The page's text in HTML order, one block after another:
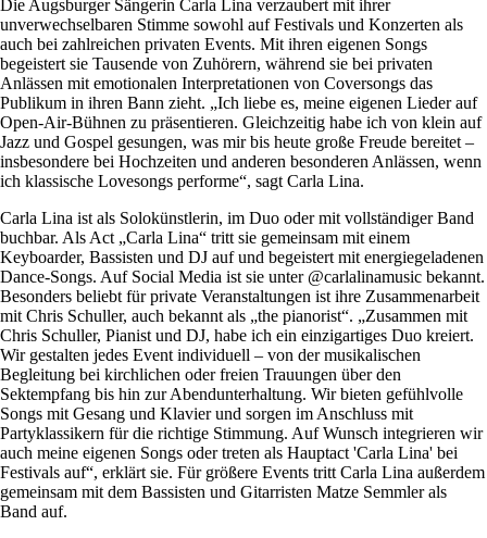
Die Augsburger Sängerin Carla Lina verzaubert mit ihrer
unverwechselbaren Stimme sowohl auf Festivals und Konzerten als
auch bei zahlreichen privaten Events. Mit ihren eigenen Songs
begeistert sie Tausende von Zuhörern, während sie bei privaten
Anlässen mit emotionalen Interpretationen von Coversongs das
Publikum in ihren Bann zieht. „Ich liebe es, meine eigenen Lieder auf
Open-Air-Bühnen zu präsentieren. Gleichzeitig habe ich von klein auf
Jazz und Gospel gesungen, was mir bis heute große Freude bereitet –
insbesondere bei Hochzeiten und anderen besonderen Anlässen, wenn
ich klassische Lovesongs performe“, sagt Carla Lina.
Carla Lina ist als Solokünstlerin, im Duo oder mit vollständiger Band
buchbar. Als Act „Carla Lina“ tritt sie gemeinsam mit einem
Keyboarder, Bassisten und DJ auf und begeistert mit energiegeladenen
Dance-Songs. Auf Social Media ist sie unter @carlalinamusic bekannt.
Besonders beliebt für private Veranstaltungen ist ihre Zusammenarbeit
mit Chris Schuller, auch bekannt als „the pianorist“. „Zusammen mit
Chris Schuller, Pianist und DJ, habe ich ein einzigartiges Duo kreiert.
Wir gestalten jedes Event individuell – von der musikalischen
Begleitung bei kirchlichen oder freien Trauungen über den
Sektempfang bis hin zur Abendunterhaltung. Wir bieten gefühlvolle
Songs mit Gesang und Klavier und sorgen im Anschluss mit
Partyklassikern für die richtige Stimmung. Auf Wunsch integrieren wir
auch meine eigenen Songs oder treten als Hauptact 'Carla Lina' bei
Festivals auf“, erklärt sie. Für größere Events tritt Carla Lina außerdem
gemeinsam mit dem Bassisten und Gitarristen Matze Semmler als
Band auf.